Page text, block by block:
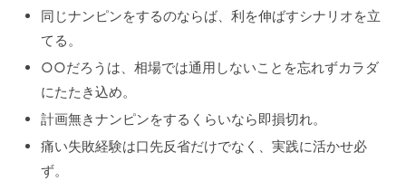
同じナンピンをするのならば、利を伸ばすシナリオを立
てる。
○○だろうは、相場では通用しないことを忘れずカラダ
にたたき込め。
計画無きナンピンをするくらいなら即損切れ。
痛い失敗経験は口先反省だけでなく、実践に活かせ必
ず。